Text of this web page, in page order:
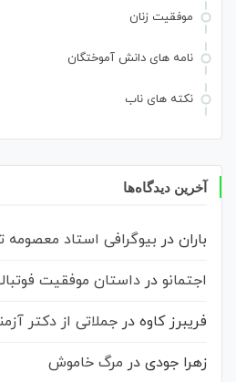
موفقیت زنان
نامه های دانش آموختگان
نکته های ناب
آخرین دیدگاه‌ها
باران در بیوگرافی استاد معصومه
اجتمانو در داستان موفقیت
فریبرز کاوه در جملاتی از دکتر
زهرا جودی در مرگ خاموش